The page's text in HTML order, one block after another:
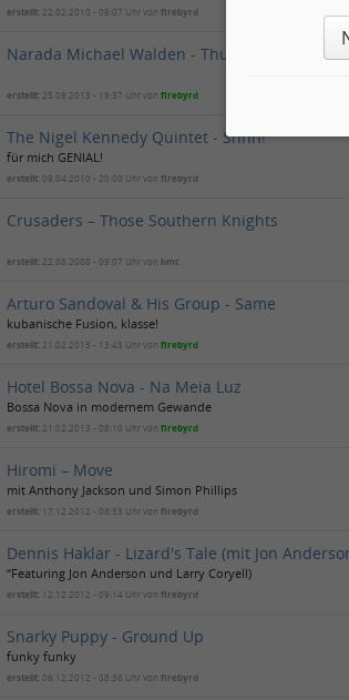
erstellt: 22.02.2010 - 09:07 Uhr vonfirebyrd
Narada Michael Walden - Thunder 2013
erstellt: 25.09.2013 - 19:37 Uhr vonfirebyrd
The Nigel Kennedy Quintet - Shhh!
für mich GENIAL!
erstellt: 09.04.2010 - 20:00 Uhr vonfirebyrd
Crusaders – Those Southern Knights
erstellt: 22.08.2008 - 09:07 Uhr von hmc
Arturo Sandoval & His Group - Same
kubanische Fusion, klasse!
erstellt: 21.02.2013 - 13:43 Uhr vonfirebyrd
Hotel Bossa Nova - Na Meia Luz
Bossa Nova in modernem Gewande
erstellt: 21.02.2013 - 08:10 Uhr vonfirebyrd
Hiromi – Move
mit Anthony Jackson und Simon Phillips
erstellt: 17.12.2012 - 08:33 Uhr vonfirebyrd
Dennis Haklar - Lizard's Tale (mit Jon
“Featuring Jon Anderson und Larry Coryell)
erstellt: 12.12.2012 - 09:14 Uhr vonfirebyrd
Snarky Puppy - Ground Up
funky funky
erstellt: 06.12.2012 - 08:36 Uhr vonfirebyrd